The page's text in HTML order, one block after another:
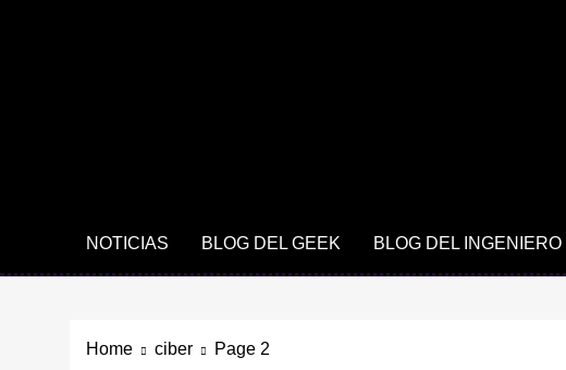
NOTICIAS BLOG DEL GEEK BLOG DEL INGENIERO
Home ciber Page 2